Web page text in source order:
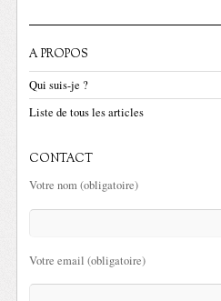
A PROPOS
Qui suis-je ?
Liste de tous les articles
CONTACT
Votre nom (obligatoire)
Votre email (obligatoire)